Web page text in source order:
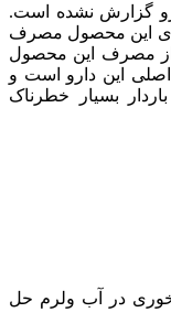
گزارش نشده است.
این محصول مصرف
از مصرف این محصول
اصلی این دارو است و
بسیار خطرناک
شب 2 قاشق مربا خوری در آب ولرم حل